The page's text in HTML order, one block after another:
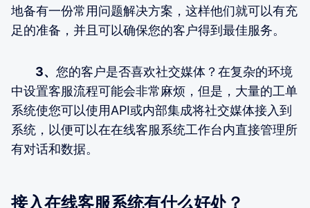
地备有一份常用问题解决方案，这样他们就可以有充
足的准备，并且可以确保您的客户得到最佳服务。
3、 您的客户是否喜欢社交媒体？在复杂的环境
中设置客服流程可能会非常麻烦，但是，大量的工单
系统使您可以使用API或内部集成将社交媒体接入到
系统，以便可以在在线客服系统工作台内直接管理所
有对话和数据。
接入在线客服系统有什么好处？